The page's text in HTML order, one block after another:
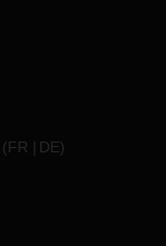
FR DE)